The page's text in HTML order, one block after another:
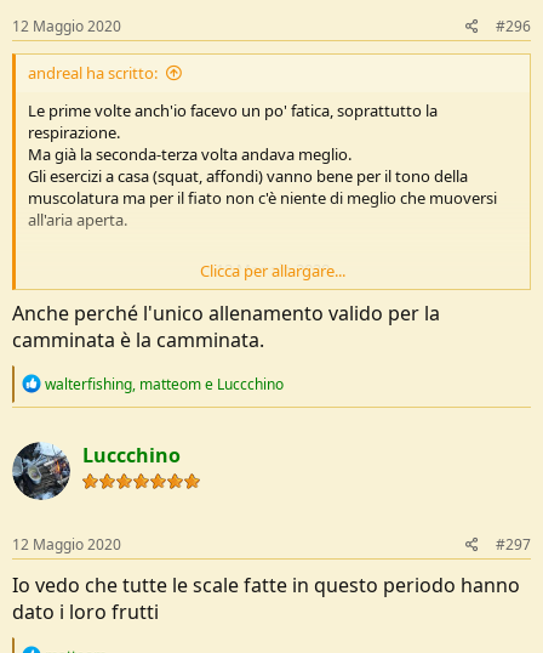
12 Maggio 2020 #296
andreal ha scritto:
Le prime volte anch'io facevo un po' fatica, soprattutto la
respirazione.
Ma già la seconda-terza volta andava meglio.
Gli esercizi a casa (squat, affondi) vanno bene per il tono della
muscolatura ma per il fiato non c'è niente di meglio che muoversi
all'aria aperta.
---12 Maggio 2020---
Dopo due mesi di chiusura in casa è prevedibile che la gente voglia
uscire e andare a prendere un po' d'aria pulita.
Clicca per allargare...
Anche perché l'unico allenamento valido per la
camminata è la camminata.
R
c
t
i
o
s
:
walterfishing, matteome Luccchino
Luccchino
12 Maggio 2020 #297
Io vedo che tutte le scale fatte in questo periodo hanno
dato i loro frutti